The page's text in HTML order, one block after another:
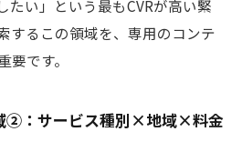
たい」という最もCVRが高い緊
するこの領域を、専用のコンテ
です。
②：サービス種別×地域×料金